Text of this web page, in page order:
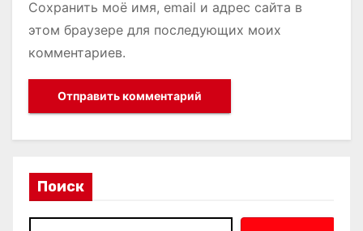
Сохранить моё имя, email и адрес сайта в
этом браузере для последующих моих
комментариев.
Поиск